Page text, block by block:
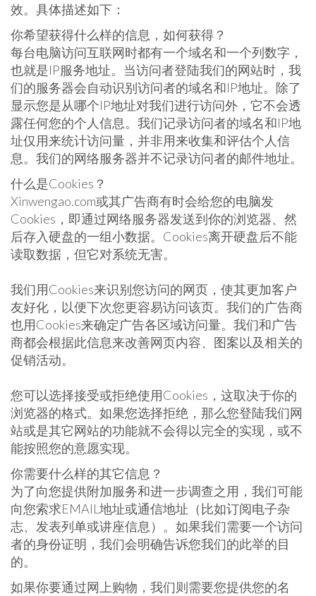
效。具体描述如下：
你希望获得什么样的信息，如何获得？
每台电脑访问互联网时都有一个域名和一个列数字，
也就是IP服务地址。当访问者登陆我们的网站时，我
们的服务器会自动识别访问者的域名和IP地址。除了
显示您是从哪个IP地址对我们进行访问外，它不会透
露任何您的个人信息。我们记录访问者的域名和IP地
址仅用来统计访问量，并非用来收集和评估个人信
息。我们的网络服务器并不记录访问者的邮件地址。
什么是Cookies？
Xinwengao.com或其广告商有时会给您的电脑发
Cookies，即通过网络服务器发送到你的浏览器、然
后存入硬盘的一组小数据。Cookies离开硬盘后不能
读取数据，但它对系统无害。
我们用Cookies来识别您访问的网页，使其更加客户
友好化，以便下次您更容易访问该页。我们的广告商
也用Cookies来确定广告各区域访问量。我们和广告
商都会根据此信息来改善网页内容、图案以及相关的
促销活动。
您可以选择接受或拒绝使用Cookies，这取决于你的
浏览器的格式。如果您选择拒绝，那么您登陆我们网
站或是其它网站的功能就不会得以完全的实现，或不
能按照您的意愿实现。
你需要什么样的其它信息？
为了向您提供附加服务和进一步调查之用，我们可能
向您索求EMAIL地址或通信地址（比如订阅电子杂
志、发表列单或讲座信息）。如果我们需要一个访问
者的身份证明，我们会明确告诉您我们的此举的目
的。
如果你要通过网上购物，我们则需要您提供您的名